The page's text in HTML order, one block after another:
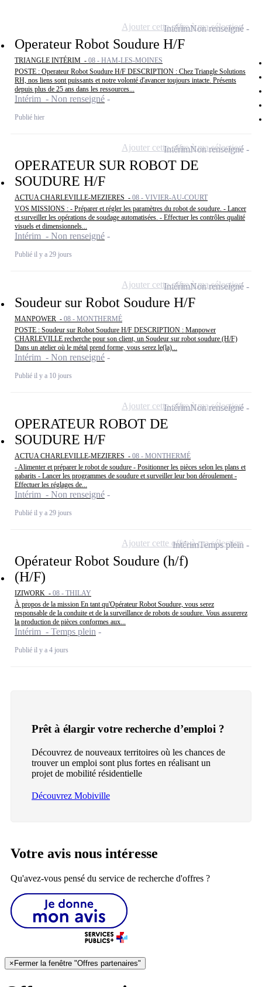
Operateur Robot Soudure H/F
TRIANGLE INTÉRIM - 08 - HAM-LES-MOINES
POSTE : Operateur Robot Soudure H/F DESCRIPTION : Chez Triangle Solutions
RH, nos liens sont puissants et notre volonté d'avancer toujours intacte. Présents
depuis plus de 25 ans dans les ressources...
Intérim - Non renseigné
Publié hier
IntérimNon renseigné
Ajouter cette offre à ma sélection
OPERATEUR SUR ROBOT DE
SOUDURE H/F
ACTUA CHARLEVILLE-MEZIERES - 08 - VIVIER-AU-COURT
VOS MISSIONS : - Préparer et régler les paramètres du robot de soudure. - Lancer
et surveiller les opérations de soudage automatisées. - Effectuer les contrôles qualité
visuels et dimensionnels...
Intérim - Non renseigné
Publié il y a 29 jours
IntérimNon renseigné
Ajouter cette offre à ma sélection
Soudeur sur Robot Soudure H/F
MANPOWER - 08 - MONTHERMÉ
POSTE : Soudeur sur Robot Soudure H/F DESCRIPTION : Manpower
CHARLEVILLE recherche pour son client, un Soudeur sur robot soudure (H/F)
Dans un atelier où le métal prend forme, vous serez le(la)...
Intérim - Non renseigné
Publié il y a 10 jours
IntérimNon renseigné
Ajouter cette offre à ma sélection
OPERATEUR ROBOT DE
SOUDURE H/F
ACTUA CHARLEVILLE-MEZIERES - 08 - MONTHERMÉ
- Alimenter et préparer le robot de soudure - Positionner les pièces selon les plans et
gabarits - Lancer les programmes de soudure et surveiller leur bon déroulement -
Effectuer les réglages de...
Intérim - Non renseigné
Publié il y a 29 jours
IntérimNon renseigné
Ajouter cette offre à ma sélection
Opérateur Robot Soudure (h/f)
(H/F)
IZIWORK - 08 - THILAY
À propos de la mission En tant qu'Opérateur Robot Soudure, vous serez
responsable de la conduite et de la surveillance de robots de soudure. Vous assurerez
la production de pièces conformes aux...
Intérim - Temps plein
Publié il y a 4 jours
IntérimTemps plein
Ajouter cette offre à ma sélection
Prêt à élargir votre recherche d’emploi ?
Découvrez de nouveaux territoires où les chances de
trouver un emploi sont plus fortes en réalisant un
projet de mobilité résidentielle
Découvrez Mobiville
Votre avis nous intéresse
Qu'avez-vous pensé du service de recherche d'offres ?
×Fermer la fenêtre "Offres partenaires"